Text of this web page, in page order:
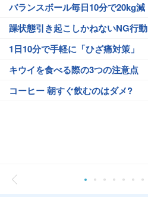
バランスボール毎日10分で20kg減
躁状態引き起こしかねないNG行動
1日10分で手軽に「ひざ痛対策」
キウイを食べる際の3つの注意点
コーヒー 朝すぐ飲むのはダメ?